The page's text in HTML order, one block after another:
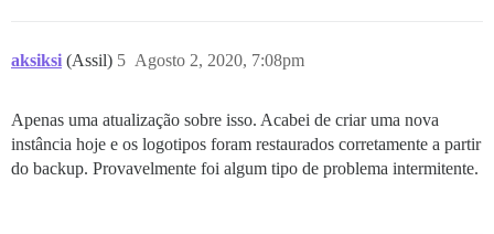
aksiksi (Assil) Agosto 2, 2020, 7:08pm
5
Apenas uma atualização sobre isso. Acabei de criar uma nova
instância hoje e os logotipos foram restaurados corretamente a partir
do backup. Provavelmente foi algum tipo de problema intermitente.